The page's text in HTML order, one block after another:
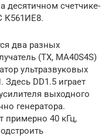
десятичном счетчике-
К561ИЕ8.
два разных
(TX, MA40S4S)
ультразвуковых
DD1.5 играет
выходного
генератора.
примерно 40 кГц,